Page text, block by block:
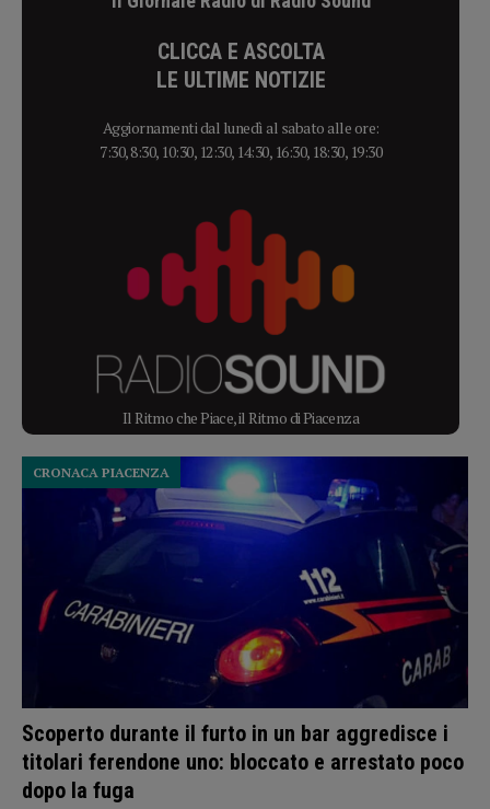
CLICCA E ASCOLTA
LE ULTIME NOTIZIE
Aggiornamenti dal lunedì al sabato alle ore:
7:30, 8:30, 10:30, 12:30, 14:30, 16:30, 18:30, 19:30
Il Ritmo che Piace, il Ritmo di Piacenza
Scoperto durante il furto in un bar aggredisce i
titolari ferendone uno: bloccato e arrestato poco
dopo la fuga
CRONACA PIACENZA